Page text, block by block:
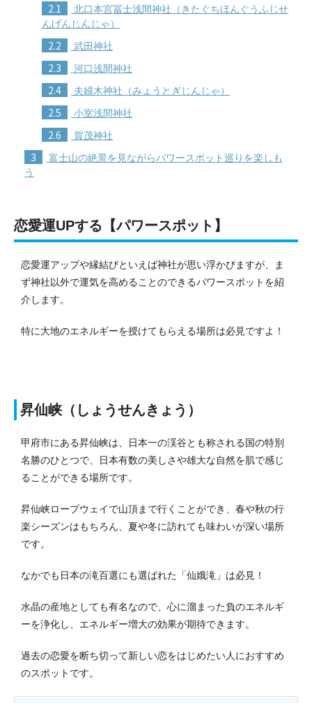
2.1
北口本宮冨士浅間神社（きたぐちほんぐうふじせ
んげんじんじゃ）
2.2 武田神社
2.3 河口浅間神社
2.4 夫婦木神社（みょうとぎじんじゃ）
2.5 小室浅間神社
2.6 賀茂神社
3
富士山の絶景を見ながらパワースポット巡りを楽しも
う
恋愛運UPする【パワースポット】
恋愛運アップや縁結びといえば神社が思い浮かびますが、ま
ず神社以外で運気を高めることのできるパワースポットを紹
介します。
特に大地のエネルギーを授けてもらえる場所は必見ですよ！
昇仙峡（しょうせんきょう）
甲府市にある昇仙峡は、日本一の渓谷とも称される国の特別
名勝のひとつで、日本有数の美しさや雄大な自然を肌で感じ
ることができる場所です。
昇仙峡ロープウェイで山頂まで行くことができ、春や秋の行
楽シーズンはもちろん、夏や冬に訪れても味わいが深い場所
です。
なかでも日本の滝百選にも選ばれた「仙娥滝」は必見！
水晶の産地としても有名なので、心に溜まった負のエネルギ
ーを浄化し、エネルギー増大の効果が期待できます。
過去の恋愛を断ち切って新しい恋をはじめたい人におすすめ
のスポットです。